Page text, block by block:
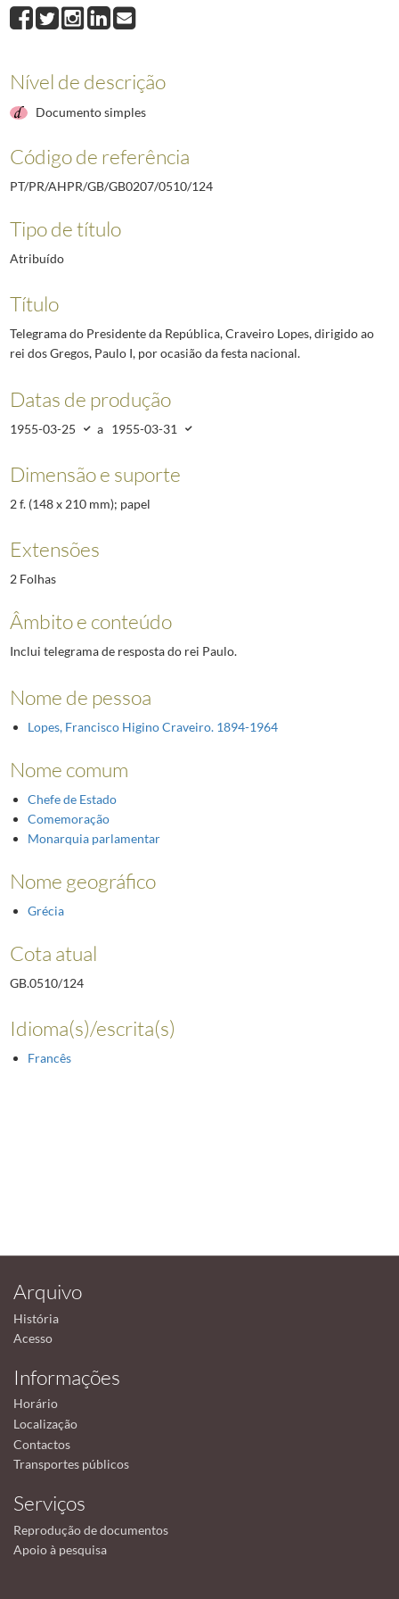
124 Telegrama do Presidente da República, Craveiro Lopes, dirigido ao rei
125 Telegrama do Presidente da República, Craveiro Lopes, dirigido ao
Telegrama do Presidente da República, Craveiro Lopes, dirigido ao
Telegrama do Presidente da República, Craveiro Lopes, dirigido ao
129 Telegrama da rainha Isabel II, dirigido ao Presidente da República,
340 Telegrama do Presidente Sukarno da República da Indonésia, dirigido
Nível de descrição
Documento simples
Código de referência
PT/PR/AHPR/GB/GB0207/0510/124
Tipo de título
Atribuído
Título
Telegrama do Presidente da República, Craveiro Lopes, dirigido ao
rei dos Gregos, Paulo I, por ocasião da festa nacional.
Datas de produção
1955-03-25 a 1955-03-31
Dimensão e suporte
2 f. (148 x 210 mm); papel
Extensões
2 Folhas
Âmbito e conteúdo
Inclui telegrama de resposta do rei Paulo.
Nome de pessoa
Lopes, Francisco Higino Craveiro. 1894-1964
Nome comum
Chefe de Estado
Comemoração
Monarquia parlamentar
Nome geográfico
Grécia
Cota atual
GB.0510/124
Idioma(s)/escrita(s)
Francês
Arquivo
História
Acesso
Informações
Horário
Localização
Contactos
Transportes públicos
Serviços
Reprodução de documentos
Apoio à pesquisa